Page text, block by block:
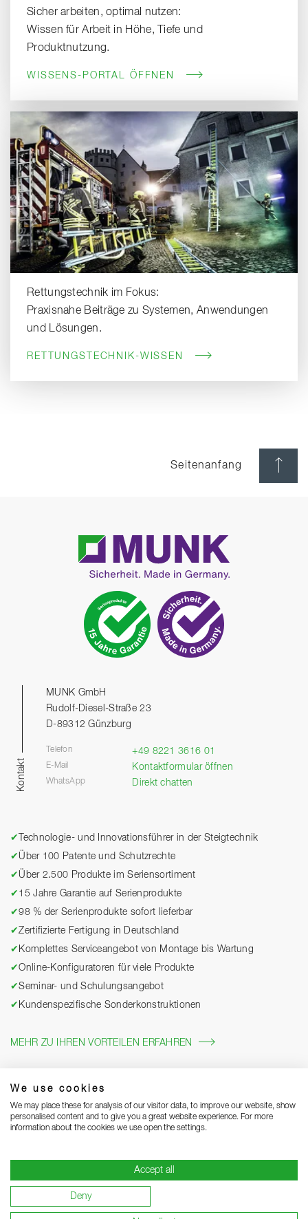
We use cookies
We may place these for analysis of our visitor data, to improve our website, show
personalised content and to give you a great website experience. For more
information about the cookies we use open the settings.
Accept all
Deny
Sicher arbeiten, optimal nutzen:
Wissen für Arbeit in Höhe, Tiefe und
Produktnutzung.
WISSENS-PORTAL ÖFFNEN
Rettungstechnik im Fokus:
Praxisnahe Beiträge zu Systemen, Anwendungen
und Lösungen.
RETTUNGSTECHNIK-WISSEN
Seitenanfang
Kontakt
MUNK GmbH
Rudolf-Diesel-Straße 23
D-89312 Günzburg
Telefon +49 8221 3616 01
E-Mail Kontaktformular öffnen
WhatsApp Direkt chatten
✔
Technologie- und Innovationsführer in der Steigtechnik
✔ Über 100 Patente und Schutzrechte
✔ Über 2.500 Produkte im Seriensortiment
✔ 15 Jahre Garantie auf Serienprodukte
✔98 % der Serienprodukte sofort lieferbar
✔Zertifizierte Fertigung in Deutschland
✔ Komplettes Serviceangebot von Montage bis Wartung
✔Online-Konfiguratoren für viele Produkte
✔Seminar- und Schulungsangebot
✔ Kundenspezifische Sonderkonstruktionen
MEHR ZU IHREN VORTEILEN ERFAHREN
Impressum Datenschutz
Lieferhinweise Garantiebedingungen Lieferant werden